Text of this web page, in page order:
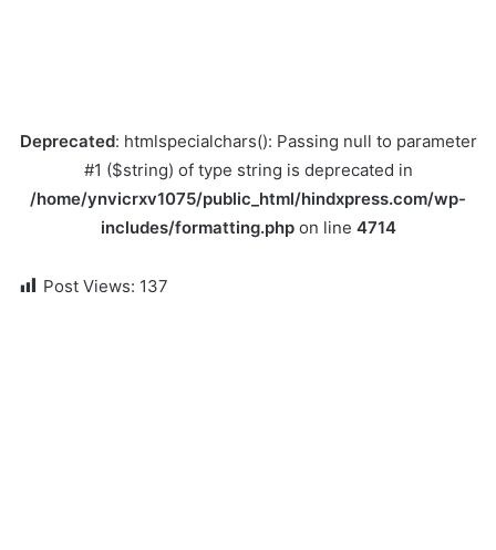
Deprecated: htmlspecialchars(): Passing null to parameter
#1 ($string) of type string is deprecated in
/home/ynvicrxv1075/public_html/hindxpress.com/wp-
includes/formatting.phpon line 4714
Post Views: 137